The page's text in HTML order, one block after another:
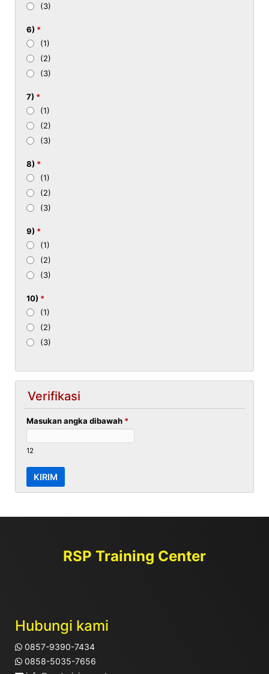
(3)
6) *
(1)
(2)
(3)
7) *
(1)
(2)
(3)
8) *
(1)
(2)
(3)
9) *
(1)
(2)
(3)
10) *
(1)
(2)
(3)
Verifikasi
Masukan angka dibawah *
12
RSP Training Center
Hubungi kami
0857-9390-7434
0858-5035-7656